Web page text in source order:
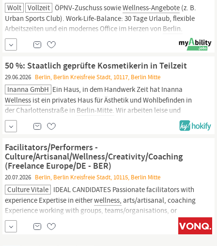
Wolt Vollzeit ÖPNV-Zuschuss sowieWellness-Angebote (z. B.
Urban Sports Club). Work-Life-Balance: 30 Tage Urlaub, flexible
Arbeitszeiten und ein modernes Office im Herzen von Berlin.
Bereit, mit uns Geschichte zu schreiben? Wir verändern nicht nur
den Handel – wir geben den Menschen Zeit für das zurück, was sie
50 %: Staatlich geprüfte Kosmetikerin in Teilzeit
29.06.2026 Berlin, Berlin Kreisfreie Stadt, 10117, Berlin Mitte
Inanna GmbH Ein Haus, in dem Handwerk Zeit hat Inanna
Wellness ist ein privates Haus für Ästhetik und Wohlbefinden in
der Charlottenstraße in Berlin-Mitte. Wir arbeiten leise und
präzise, mit feinem Handwerk und sorgfältig gewählten
Methoden, im Rhythmus unserer Gäste. Wer hier arbeitet,
gestaltet diese Haltung mit: den Menschen vor der Methode,...
Facilitators/Performers -
Culture/Artisanal/Wellness/Creativity/Coaching
(Freelance Europe/DE - BER)
20.07.2026 Berlin, Berlin Kreisfreie Stadt, 10115, Berlin Mitte
Culture Vitale IDEAL CANDIDATES Passionate facilitators with
experience Expertise in eitherwellness, arts/artisanal, coaching
Experience working with groups, teams/organisations, or
individuals Have the relevant legal right to work independently
(freelancer, company etc.) APPLICATION PROCESS You can see